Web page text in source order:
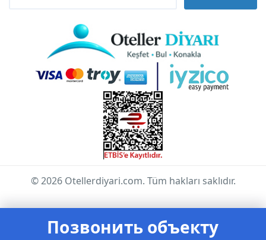
© 2026 Otellerdiyari.com. Tüm hakları saklıdır.
Позвонить объекту